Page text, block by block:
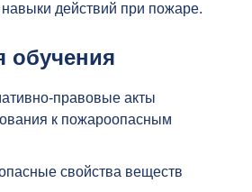
действий при пожаре.
обучения
правовые акты
к пожароопасным
свойства веществ